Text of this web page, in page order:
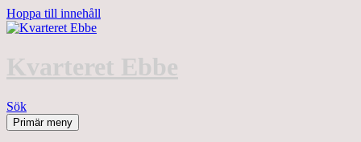
Hoppa till innehåll
Kvarteret Ebbe
Sök
Primär meny